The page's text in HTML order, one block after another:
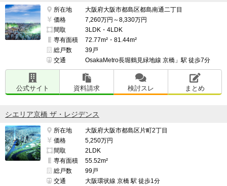
所在地
大阪府大阪市都島区都島南通二丁目
価格
7,260万円～8,330万円
間取
3LDK・4LDK
専有面積
72.77m²・81.44m²
総戸数
39戸
交通
OsakaMetro長堀鶴見緑地線 京橋」駅 徒歩7分
公式サイト 資料請求 検討スレ まとめ
シエリア京橋 ザ・レジデンス
所在地
大阪府大阪市都島区片町2丁目
価格
5,250万円
間取
2LDK
専有面積
55.52m²
総戸数
99戸
交通
大阪環状線 京橋 駅 徒歩1分